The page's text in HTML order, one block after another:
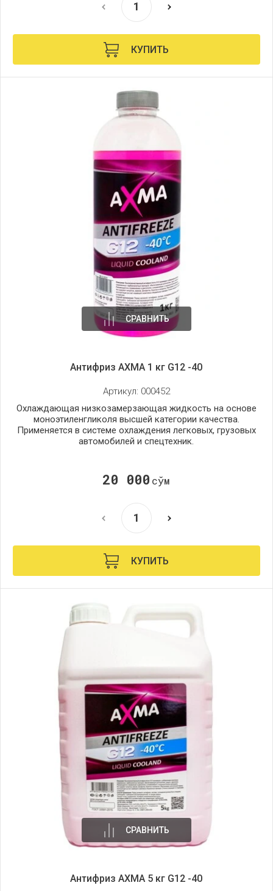
КУПИТЬ
СРАВНИТЬ
Антифриз AXMA 1 кг G12 -40
Артикул: 000452
Охлаждающая низкозамерзающая жидкость на основе
моноэтиленгликоля высшей категории качества.
Применяется в системе охлаждения легковых, грузовых
автомобилей и спецтехник.
20 000 сўм
КУПИТЬ
СРАВНИТЬ
Антифриз AXMA 5 кг G12 -40